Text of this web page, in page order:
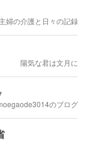
婦の介護と日々の記録
陽気な君は文月に
のブログ